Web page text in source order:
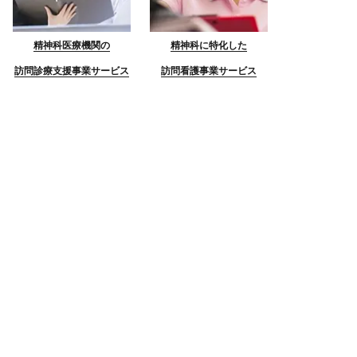
精神科医療機関の
訪問診療支援事業サービス
精神科に特化した
訪問看護事業サービス